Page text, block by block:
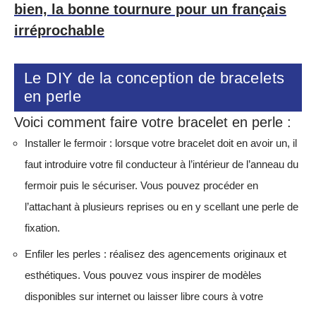
bien, la bonne tournure pour un français
irréprochable
Le DIY de la conception de bracelets
en perle
Voici comment faire votre bracelet en perle :
Installer le fermoir : lorsque votre bracelet doit en avoir un, il
faut introduire votre fil conducteur à l’intérieur de l’anneau du
fermoir puis le sécuriser. Vous pouvez procéder en
l’attachant à plusieurs reprises ou en y scellant une perle de
fixation.
Enfiler les perles : réalisez des agencements originaux et
esthétiques. Vous pouvez vous inspirer de modèles
disponibles sur internet ou laisser libre cours à votre